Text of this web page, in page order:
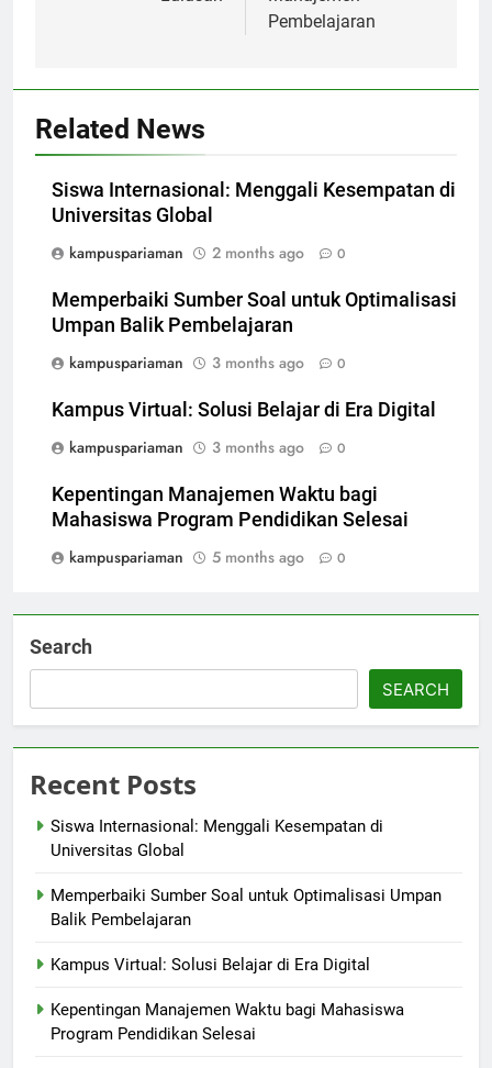
Pembelajaran
Related News
Siswa Internasional: Menggali Kesempatan di
Universitas Global
kampuspariaman
2 months ago 0
Memperbaiki Sumber Soal untuk Optimalisasi
Umpan Balik Pembelajaran
kampuspariaman
3 months ago 0
Kampus Virtual: Solusi Belajar di Era Digital
kampuspariaman
3 months ago 0
Kepentingan Manajemen Waktu bagi
Mahasiswa Program Pendidikan Selesai
kampuspariaman
5 months ago 0
Search
SEARCH
Recent Posts
Siswa Internasional: Menggali Kesempatan di
Universitas Global
Memperbaiki Sumber Soal untuk Optimalisasi Umpan
Balik Pembelajaran
Kampus Virtual: Solusi Belajar di Era Digital
Kepentingan Manajemen Waktu bagi Mahasiswa
Program Pendidikan Selesai